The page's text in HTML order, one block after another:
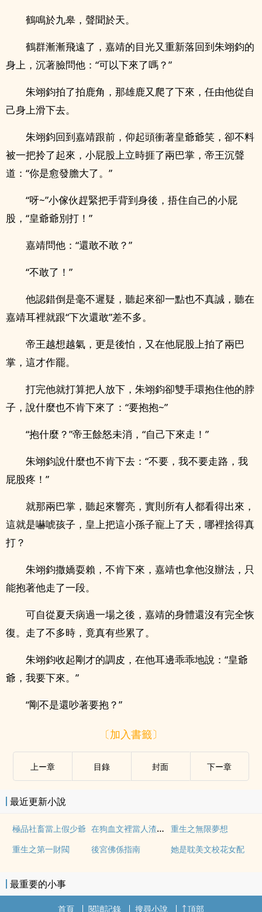
鶴鳴於九皋，聲聞於天。
鶴群漸漸飛遠了，嘉靖的目光又重新落回到朱翊鈞的
身上，沉著臉問他：“可以下來了嗎？”
朱翊鈞拍了拍鹿角，那雄鹿又爬了下來，任由他從自
己身上滑下去。
朱翊鈞回到嘉靖跟前，仰起頭衝著皇爺爺笑，卻不料
被一把拎了起來，小屁股上立時捱了兩巴掌，帝王沉聲
道：“你是愈發膽大了。”
“呀~”小傢伙趕緊把手背到身後，捂住自己的小屁
股，“皇爺爺別打！”
嘉靖問他：“還敢不敢？”
“不敢了！”
他認錯倒是毫不遲疑，聽起來卻一點也不真誠，聽在
嘉靖耳裡就跟“下次還敢”差不多。
帝王越想越氣，更是後怕，又在他屁股上拍了兩巴
掌，這才作罷。
打完他就打算把人放下，朱翊鈞卻雙手環抱住他的脖
子，說什麼也不肯下來了：“要抱抱~”
“抱什麼？”帝王餘怒未消，“自己下來走！”
朱翊鈞說什麼也不肯下去：“不要，我不要走路，我
屁股疼！”
就那兩巴掌，聽起來響亮，實則所有人都看得出來，
這就是嚇唬孩子，皇上把這小孫子寵上了天，哪裡捨得真
打？
朱翊鈞撒嬌耍賴，不肯下來，嘉靖也拿他沒辦法，只
能抱著他走了一段。
可自從夏天病過一場之後，嘉靖的身體還沒有完全恢
復。走了不多時，竟真有些累了。
朱翊鈞收起剛才的調皮，在他耳邊乖乖地說：“皇爺
爺，我要下來。”
“剛不是還吵著要抱？”
〔加入書籤〕
上ー章 目錄 封面 下ー章
最近更新小說
極品社畜當上假少爺 在狗血文裡當人渣翻車後[快穿]
重生之無限夢想
重生之第一財閥
後宮佛係指南 她是耽美文校花女配
最重要的小事
首頁 閱讀記錄 搜尋小說 頂部